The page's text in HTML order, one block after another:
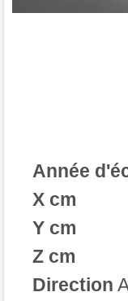
Année
X cm
Y cm
Z cm
Direction